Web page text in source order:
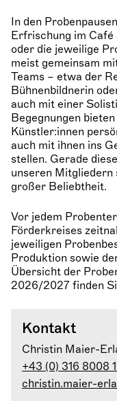
In den
Erfrischung im
oder die jeweilige
meist gemeinsam
Teams – etwa der
Bühnenbildnerin
auch mit einer
Begegnungen
Künstler:innen
auch mit ihnen ins
stellen. Gerade
unseren
großer Beliebtheit.
Vor jedem
Förderkreises
jeweiligen
Produktion sowie
Übersicht der
2026/2027 finden
Kontakt
Christin Maier-
+43 (0) 316 8008
christin.maier-